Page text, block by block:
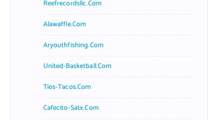
Reefrecordsllc.com
Alawaffle.com
Aryouthfishing.com
United-Basketball.com
Tios-Tacos.com
Cafecito-Satx.com